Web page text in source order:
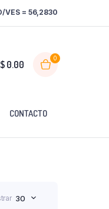
VES = 56,2830
$ 0.00
0
CONTACTO
30